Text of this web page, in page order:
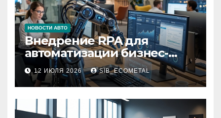
НОВОСТИ АВТО
Внедрение RPA для
автоматизации бизнес-
процессов
12 ИЮЛЯ 2026 SIB_ECOMETAL